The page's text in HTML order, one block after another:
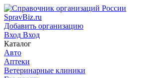
SpravBiz.ru
Добавить организацию
Вход Вход
Каталог
Авто
Аптеки
Ветеринарные клиники